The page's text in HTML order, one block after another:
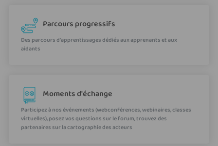
Parcours progressifs
Des parcours d’apprentissages dédiés aux apprenants et aux
aidants
Moments d'échange
Participez à nos événements (webconférences, webinaires, classes
virtuelles), posez vos questions sur le forum, trouvez des
partenaires sur la cartographie des acteurs